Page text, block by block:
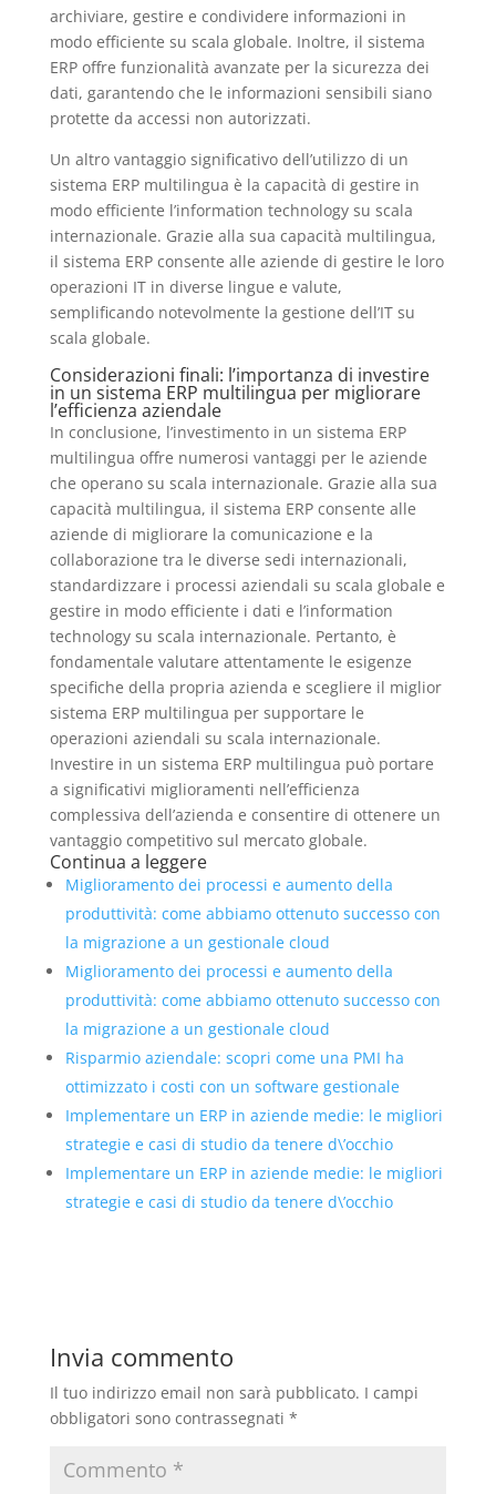
archiviare, gestire e condividere informazioni in
modo efficiente su scala globale. Inoltre, il sistema
ERP offre funzionalità avanzate per la sicurezza dei
dati, garantendo che le informazioni sensibili siano
protette da accessi non autorizzati.
Un altro vantaggio significativo dell’utilizzo di un
sistema ERP multilingua è la capacità di gestire in
modo efficiente l’information technology su scala
internazionale. Grazie alla sua capacità multilingua,
il sistema ERP consente alle aziende di gestire le loro
operazioni IT in diverse lingue e valute,
semplificando notevolmente la gestione dell’IT su
scala globale.
Considerazioni finali: l’importanza di investire
in un sistema ERP multilingua per migliorare
l’efficienza aziendale
In conclusione, l’investimento in un sistema ERP
multilingua offre numerosi vantaggi per le aziende
che operano su scala internazionale. Grazie alla sua
capacità multilingua, il sistema ERP consente alle
aziende di migliorare la comunicazione e la
collaborazione tra le diverse sedi internazionali,
standardizzare i processi aziendali su scala globale e
gestire in modo efficiente i dati e l’information
technology su scala internazionale. Pertanto, è
fondamentale valutare attentamente le esigenze
specifiche della propria azienda e scegliere il miglior
sistema ERP multilingua per supportare le
operazioni aziendali su scala internazionale.
Investire in un sistema ERP multilingua può portare
a significativi miglioramenti nell’efficienza
complessiva dell’azienda e consentire di ottenere un
vantaggio competitivo sul mercato globale.
Continua a leggere
Miglioramento dei processi e aumento della
produttività: come abbiamo ottenuto successo con
la migrazione a un gestionale cloud
Miglioramento dei processi e aumento della
produttività: come abbiamo ottenuto successo con
la migrazione a un gestionale cloud
Risparmio aziendale: scopri come una PMI ha
ottimizzato i costi con un software gestionale
Implementare un ERP in aziende medie: le migliori
strategie e casi di studio da tenere d\’occhio
Implementare un ERP in aziende medie: le migliori
strategie e casi di studio da tenere d\’occhio
Invia commento
Il tuo indirizzo email non sarà pubblicato. I campi
obbligatori sono contrassegnati *